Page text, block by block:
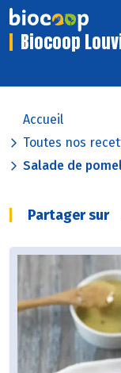
Biocoop
Accueil
Toutes nos
Salade de
Partager sur